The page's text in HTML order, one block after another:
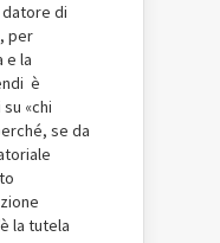
di
per
e la
è
«chi
se da
la tutela